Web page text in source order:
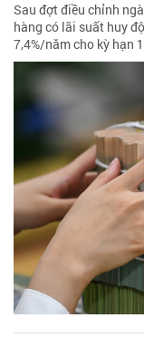
Sau đợt điều chỉnh
hàng có lãi suất huy
7,4%/năm cho kỳ hạn